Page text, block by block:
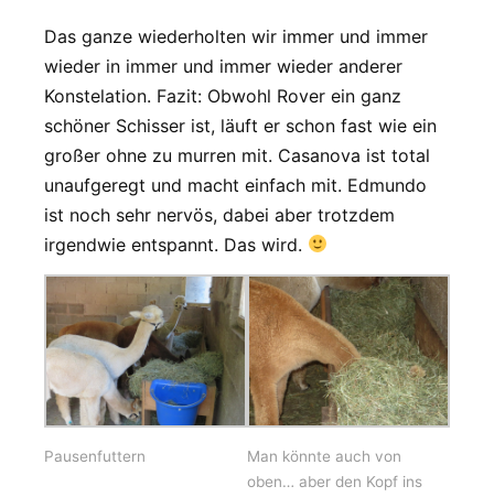
Das ganze wiederholten wir immer und immer
wieder in immer und immer wieder anderer
Konstelation. Fazit: Obwohl Rover ein ganz
schöner Schisser ist, läuft er schon fast wie ein
großer ohne zu murren mit. Casanova ist total
unaufgeregt und macht einfach mit. Edmundo
ist noch sehr nervös, dabei aber trotzdem
irgendwie entspannt. Das wird.
Pausenfuttern
Man könnte auch von
oben… aber den Kopf ins